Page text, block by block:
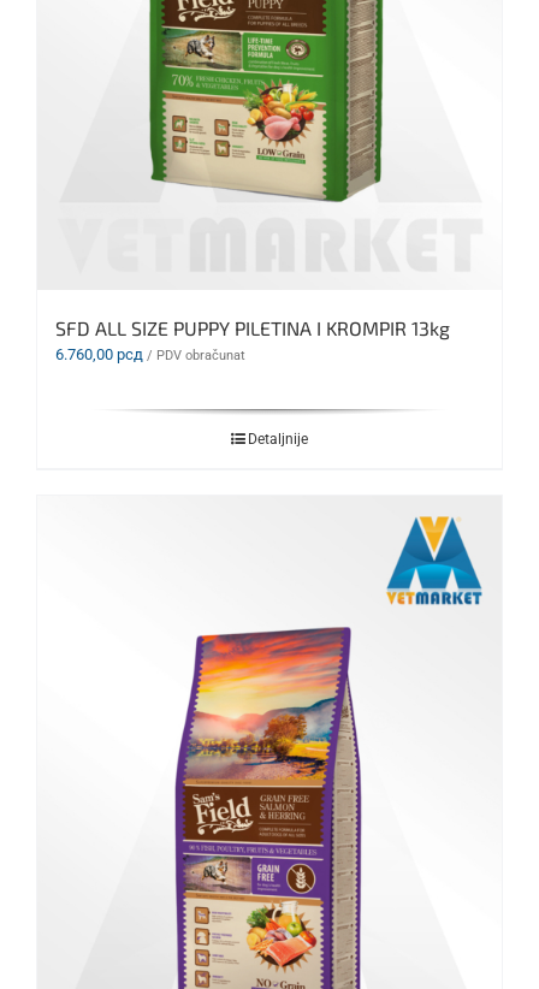
SFD ALL SIZE PUPPY PILETINA I KROMPIR 13kg
6.760,00 рсд / PDV obračunat
Detaljnije